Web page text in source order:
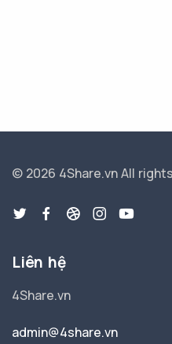
© 2026 4Share.vnAll
Liên hệ
4Share.vn
admin@4share.vn